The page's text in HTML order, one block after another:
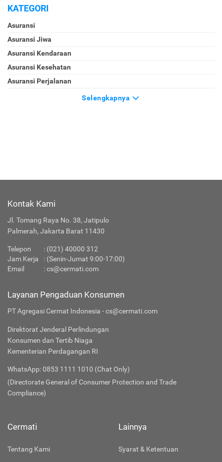
KATEGORI
Asuransi
Asuransi Jiwa
Asuransi Kendaraan
Asuransi Kesehatan
Asuransi Perjalanan
Selengkapnya
Kontak Kami
Jl. Tomang Raya No. 38, Jatipulo
Palmerah, Jakarta Barat 11430
Telepon : (021) 40000 312
Jam Kerja
: (Senin-Jumat 9:00-17:00)
Email
:cs@cermati.com
Layanan Pengaduan Konsumen
PT Agregasi Cermat Indonesia - cs@cermati.com
Direktorat Jenderal Perlindungan
Konsumen dan Tertib Niaga
Kementerian Perdagangan RI
WhatsApp: 0853 1111 1010 (Chat Only)
(Directorate General of Consumer Protection and Trade
Compliance)
Cermati
Tentang Kami
Lainnya
Syarat & Ketentuan